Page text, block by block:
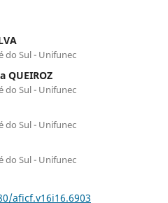
do Sul - Unifunec
QUEIROZ
do Sul - Unifunec
do Sul - Unifunec
do Sul - Unifunec
aficf.v16i16.6903